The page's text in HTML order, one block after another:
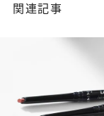
関連記事